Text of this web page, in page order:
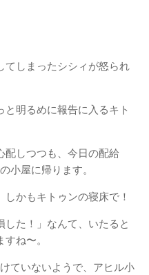
てしまったシシィが怒られ
明るめに報告に入るキト
配しつつも、今日の配給
小屋に帰ります。
かもキトゥンの寝床で！
した！」なんて、いたると
ね〜。
ていないようで、アヒル小